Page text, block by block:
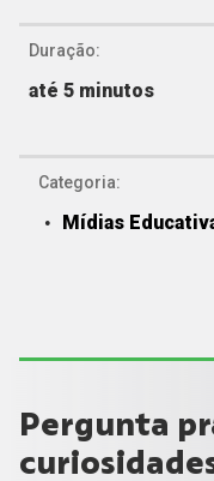
Duração:
até 5 minutos
Categoria:
Mídias
Pergunta